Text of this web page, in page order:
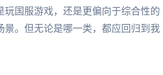
国服游戏，还是更偏向于综合性的
。但无论是哪一类，都应回归到我